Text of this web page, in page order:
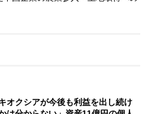
キオクシアが今後も利益を出し続け